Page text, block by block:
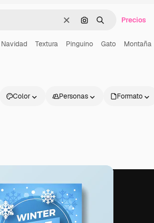
BorrarBuscar por imagen
BuscarPrecios
Navidad Textura Pinguino Gato Montaña
Color Personas Formato
Información útil